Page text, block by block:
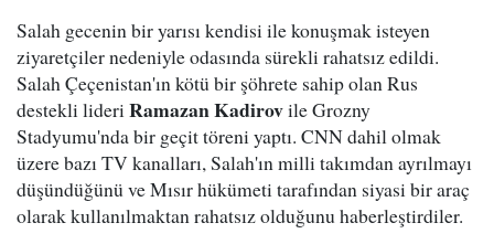
Salah gecenin bir yarısı kendisi ile konuşmak isteyen
ziyaretçiler nedeniyle odasında sürekli rahatsız edildi.
Salah Çeçenistan'ın kötü bir şöhrete sahip olan Rus
destekli lideri Ramazan Kadirovile Grozny
Stadyumu'nda bir geçit töreni yaptı. CNN dahil olmak
üzere bazı TV kanalları, Salah'ın milli takımdan ayrılmayı
düşündüğünü ve Mısır hükümeti tarafından siyasi bir araç
olarak kullanılmaktan rahatsız olduğunu haberleştirdiler.